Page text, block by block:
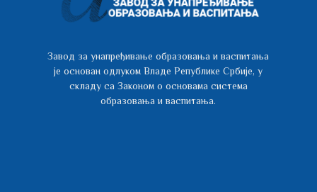
Завод за унапређивање образовања и васпитања
је основан одлуком Владе Републике Србије, у
складу са Законом о основама система
образовања и васпитања.